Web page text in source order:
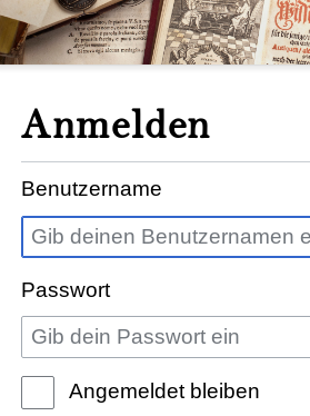
Anmelden
Benutzername
Passwort
Angemeldet bleiben